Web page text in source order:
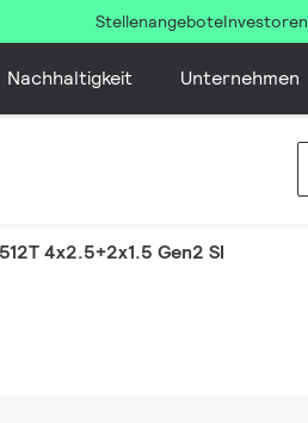
StellenangeboteInvestoren
Nachhaltigkeit Unternehmen
4x2.5+2x1.5 Gen2 SI